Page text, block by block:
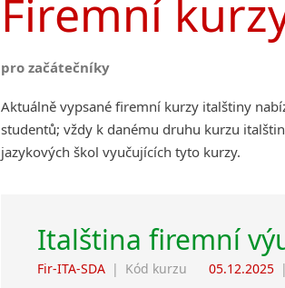
Firemní
pro začátečníky
Aktuálně vypsané firemní kurzy italštiny
studentů; vždy k danému druhu kurzu
jazykových škol vyučujících tyto kurzy.
Italština firemní
Fir-ITA-SDA | Kód kurzu 05.12.2025 |